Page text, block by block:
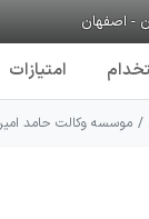
- اصفهان
امتیازات
موسسه وکالت حامد